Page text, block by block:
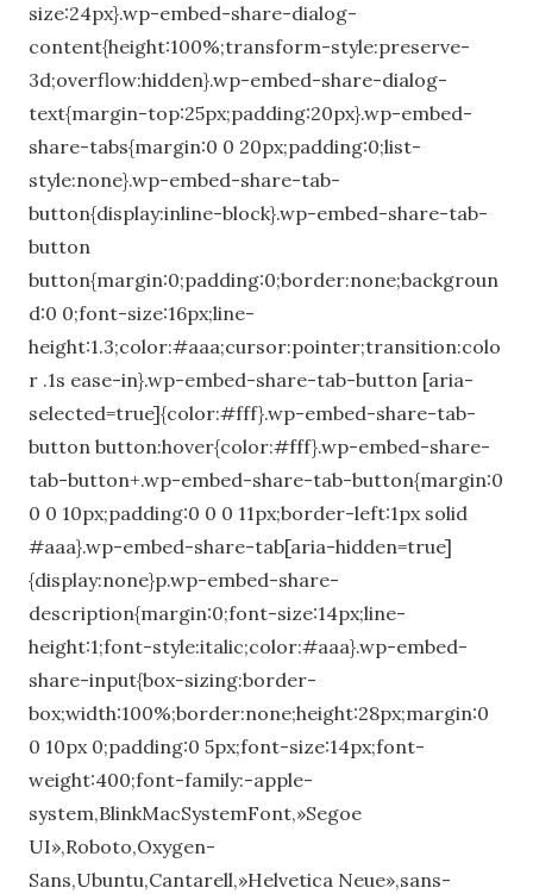
size:24px}.wp-embed-share-dialog-
content{height:100%;transform-style:preserve-
3d;overflow:hidden}.wp-embed-share-dialog-
text{margin-top:25px;padding:20px}.wp-embed-
share-tabs{margin:0 0 20px;padding:0;list-
style:none}.wp-embed-share-tab-
button{display:inline-block}.wp-embed-share-tab-
button
button{margin:0;padding:0;border:none;backgroun
d:0 0;font-size:16px;line-
height:1.3;color:#aaa;cursor:pointer;transition:colo
r .1s ease-in}.wp-embed-share-tab-button [aria-
selected=true]{color:#fff}.wp-embed-share-tab-
button button:hover{color:#fff}.wp-embed-share-
tab-button+.wp-embed-share-tab-button{margin:0
0 0 10px;padding:0 0 0 11px;border-left:1px solid
#aaa}.wp-embed-share-tab[aria-hidden=true]
{display:none}p.wp-embed-share-
description{margin:0;font-size:14px;line-
height:1;font-style:italic;color:#aaa}.wp-embed-
share-input{box-sizing:border-
box;width:100%;border:none;height:28px;margin:0
0 10px 0;padding:0 5px;font-size:14px;font-
weight:400;font-family:-apple-
system,BlinkMacSystemFont,»Segoe
UI»,Roboto,Oxygen-
Sans,Ubuntu,Cantarell,»Helvetica Neue»,sans-